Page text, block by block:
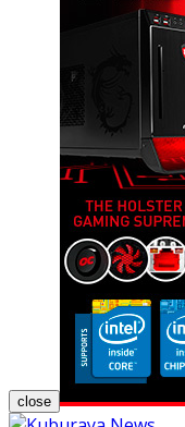
close